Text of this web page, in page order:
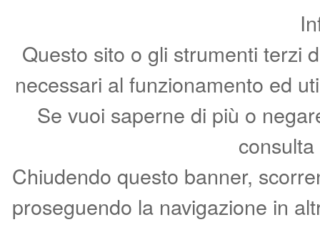
Questo sito o gli strumenti terzi
necessari al funzionamento ed
Se vuoi saperne di più o
Chiudendo questo banner,
proseguendo la navigazione in